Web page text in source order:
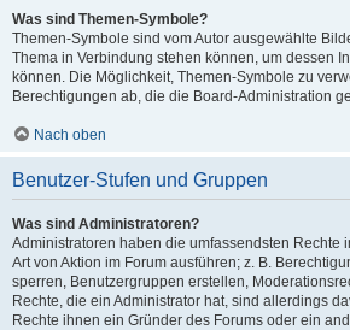
Was sind Themen-Symbole?
Themen-Symbole sind vom Autor ausgewählte
Thema in Verbindung stehen können, um dessen
können. Die Möglichkeit, Themen-Symbole zu
Berechtigungen ab, die die Board-Administration
Nach oben
Benutzer-Stufen und Gruppen
Was sind Administratoren?
Administratoren haben die umfassendsten Rechte
Art von Aktion im Forum ausführen; z. B.
sperren, Benutzergruppen erstellen,
Rechte, die ein Administrator hat, sind allerdings
Rechte ihnen ein Gründer des Forums oder ein